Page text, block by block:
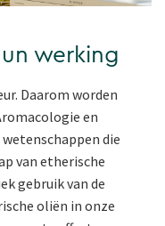
werking
Daarom worden
en
die
van etherische
gebruik van de
oliën in onze